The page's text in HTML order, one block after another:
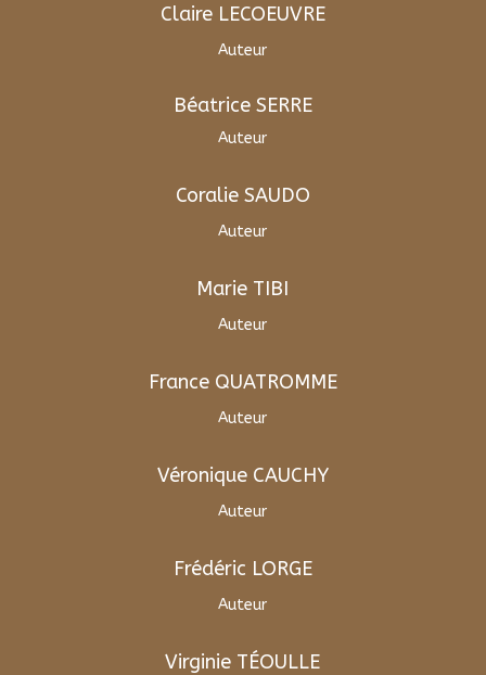
Claire LECOEUVRE
Auteur
Béatrice SERRE
Auteur
Coralie SAUDO
Auteur
Marie TIBI
Auteur
France QUATROMME
Auteur
Véronique CAUCHY
Auteur
Frédéric LORGE
Auteur
Virginie TÉOULLE